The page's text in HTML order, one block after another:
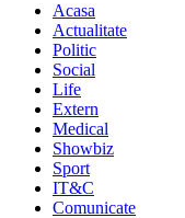
Acasa
Actualitate
Politic
Social
Life
Extern
Medical
Showbiz
Sport
IT&C
Comunicate